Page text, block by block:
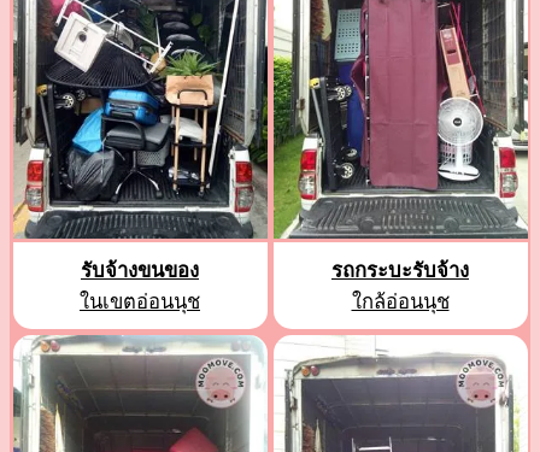
รับจ้างขนของ
ในเขตอ่อนนุช
รถกระบะรับจ้าง
ใกล้อ่อนนุช